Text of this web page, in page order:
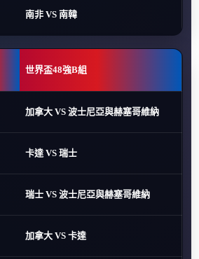
南非 VS 南韓
世界盃48強B組
加拿大 VS 波士尼亞與赫塞哥維納
卡達 VS 瑞士
瑞士 VS 波士尼亞與赫塞哥維納
加拿大 VS 卡達